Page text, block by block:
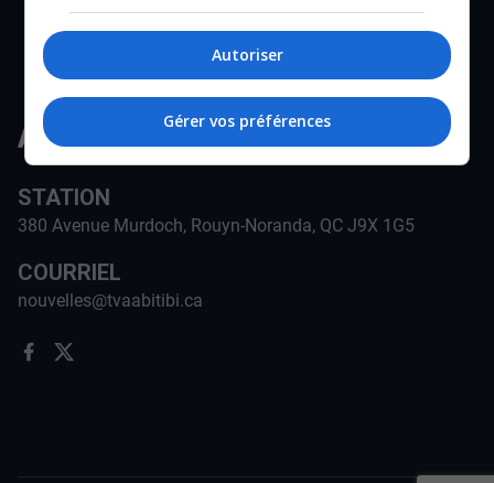
STATION
380 Avenue Murdoch, Rouyn-Noranda, QC J9X 1G5
COURRIEL
nouvelles@tvaabitibi.ca
Autoriser
Gérer vos préférences